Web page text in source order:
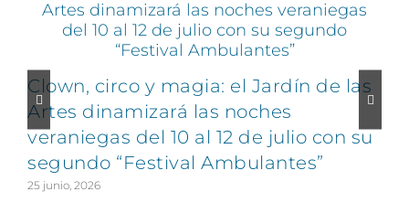
Clown, circo y magia: el Jardín de las
Artes dinamizará las noches
veraniegas del 10 al 12 de julio con su
segundo “Festival Ambulantes”
25 junio, 2026